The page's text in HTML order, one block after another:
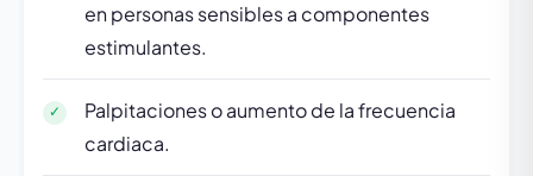
en personas sensibles a componentes
estimulantes.
Palpitaciones o aumento de la frecuencia
cardiaca.